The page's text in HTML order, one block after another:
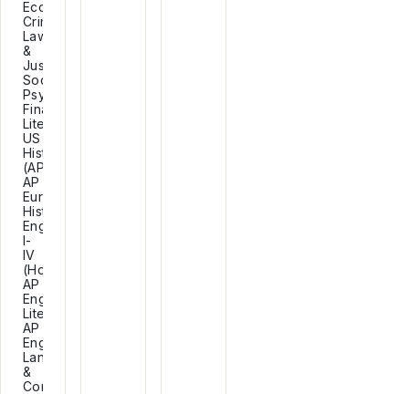
Economics,
Criminal
Law
&
Justice,
Sociology,
Psychology,
Financial
Literacy,
US
History
(AP),
AP
European
History,
English
I-
IV
(Honors),
AP
English
Literature,
AP
English
Language
&
Composition,